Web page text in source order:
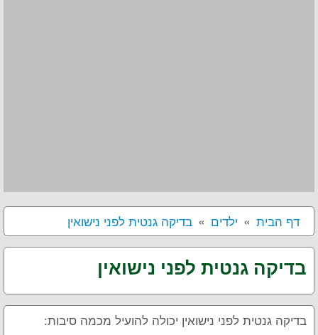
דף הבית ילדים בדיקה גנטית לפני נישואין
בדיקה גנטית לפני נישואין
בדיקה גנטית לפני נישואין יכולה להועיל מכמה סיבות: